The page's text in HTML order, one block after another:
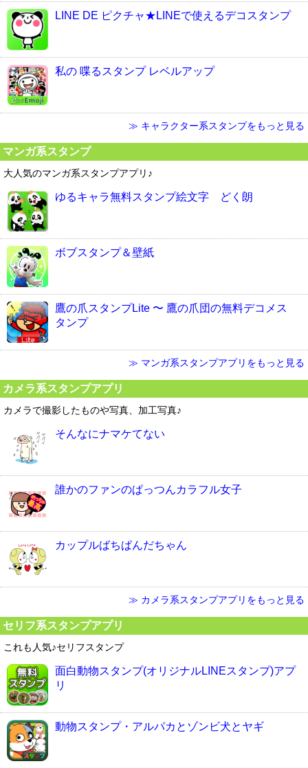
LINE DE ピクチャ★LINEで使えるデコスタンプ
私の 喋るスタンプ レベルアップ
≫ キャラクター系スタンプをもっと見る
マンガ系スタンプ
大人気のマンガ系スタンプアプリ♪
ゆるキャラ無料スタンプ絵文字 どく朗
ボブスタンプ＆壁紙
鷹の爪スタンプLite 〜 鷹の爪団の無料デコメス
タンプ
≫ マンガ系スタンプアプリをもっと見る
カメラ系スタンプアプリ
カメラで撮影したものや写真、加工写真♪
そんなにナマケてない
誰かのファンのぱっつんカラフル女子
カップルばちぱんだちゃん
≫ カメラ系スタンプアプリをもっと見る
セリフ系スタンプアプリ
これも人気♪セリフスタンプ
面白動物スタンプ(オリジナルLINEスタンプ)アプ
リ
動物スタンプ・アルパカとゾンビ犬とヤギ